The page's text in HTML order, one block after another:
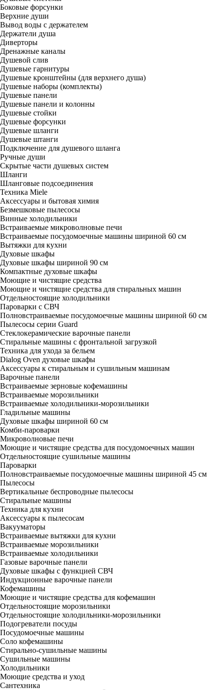
Боковые форсунки
Верхние души
Вывод воды с держателем
Держатели душа
Диверторы
Дренажные каналы
Душевой слив
Душевые гарнитуры
Душевые кронштейны (для верхнего душа)
Душевые наборы (комплекты)
Душевые панели
Душевые панели и колонны
Душевые стойки
Душевые форсунки
Душевые шланги
Душевые штанги
Подключение для душевого шланга
Ручные души
Скрытые части душевых систем
Шланги
Шланговые подсоединения
Техника Miele
Аксессуары и бытовая химия
Безмешковые пылесосы
Винные холодильники
Встраиваемые микроволновые печи
Встраиваемые посудомоечные машины шириной 60 см
Вытяжки для кухни
Духовые шкафы
Духовые шкафы шириной 90 см
Компактные духовые шкафы
Моющие и чистящие средства
Моющие и чистящие средства для стиральных машин
Отдельностоящие холодильники
Пароварки с СВЧ
Полновстраиваемые посудомоечные машины шириной 60 см
Пылесосы серии Guard
Стеклокерамические варочные панели
Стиральные машины с фронтальной загрузкой
Техника для ухода за бельем
Dialog Oven духовые шкафы
Аксессуары к стиральным и сушильным машинам
Варочные панели
Встраиваемые зерновые кофемашины
Встраиваемые морозильники
Встраиваемые холодильники-морозильники
Гладильные машины
Духовые шкафы шириной 60 см
Комби-пароварки
Микроволновые печи
Моющие и чистящие средства для посудомоечных машин
Отдельностоящие сушильные машины
Пароварки
Полновстраиваемые посудомоечные машины шириной 45 см
Пылесосы
Вертикальные беспроводные пылесосы
Стиральные машины
Техника для кухни
Аксессуары к пылесосам
Вакууматоры
Встраиваемые вытяжки для кухни
Встраиваемые морозильники
Встраиваемые холодильники
Газовые варочные панели
Духовые шкафы с функцией СВЧ
Индукционные варочные панели
Кофемашины
Моющие и чистящие средства для кофемашин
Отдельностоящие морозильники
Отдельностоящие холодильники-морозильники
Подогреватели посуды
Посудомоечные машины
Соло кофемашины
Стирально-сушильные машины
Сушильные машины
Холодильники
Моющие средства и уход
Сантехника